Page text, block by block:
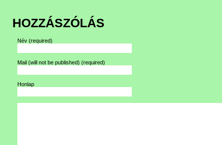
HOZZÁSZÓLÁS
Név (required)
Mail (will not be published) (required)
Honlap